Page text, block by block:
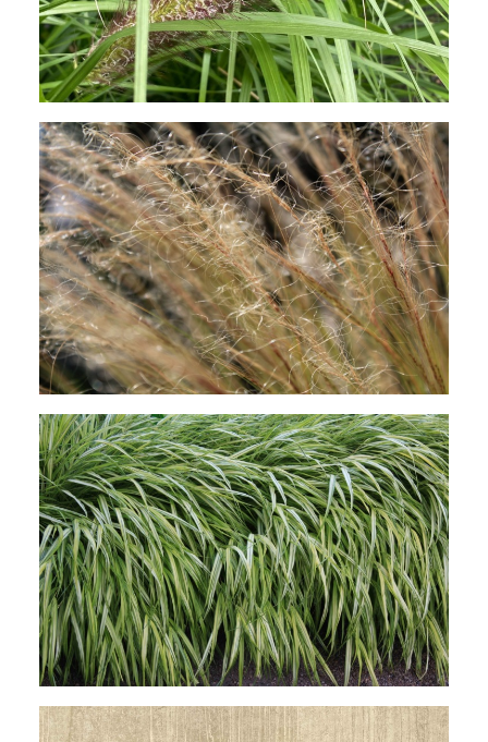
alopecuroides var. viridescens
Stipa tenuissima, Engelshaar
Das Japanische Bergwaldgras, Hakonechloa
macra 'Aureola', hat haptische Qualitäten.